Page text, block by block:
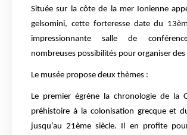
Située sur la côte de la mer Ionienne
gelsomini, cette forteresse date du
impressionnante salle de
nombreuses possibilités pour organiser
Le musée propose deux thèmes :
Le premier égrène la chronologie de la
préhistoire à la colonisation grecque et
jusqu’au 21ème siècle. Il en profite